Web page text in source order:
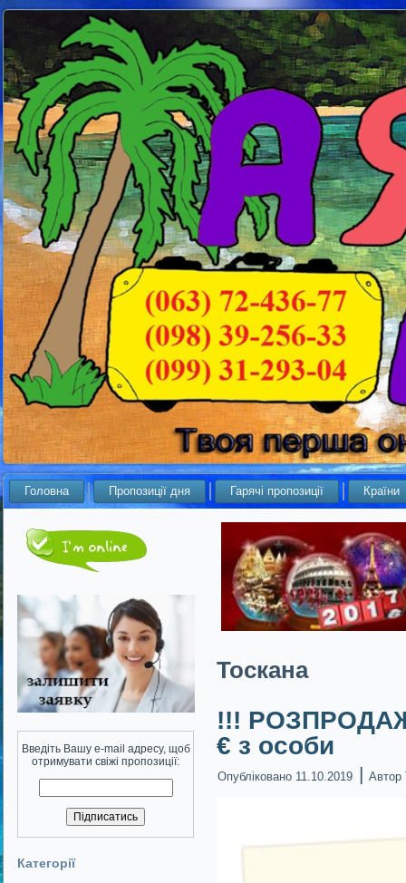
Головна Пропозиції дня Гарячі пропозиції Країни
Введіть Вашу e-mail адресу, щоб
отримувати свіжі пропозиції:
Категорії
Тоскана
!!!
€ з особи
Опубліковано 11.10.2019 | Автор